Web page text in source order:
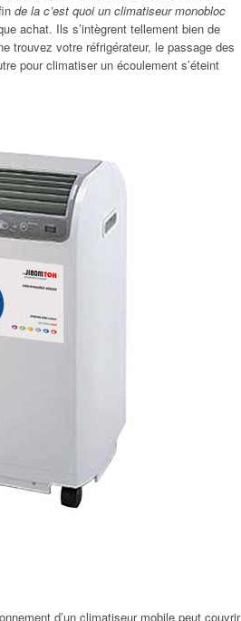
de la c’est quoi un climatiseur monobloc
achat. Ils s’intègrent tellement bien de
trouvez votre réfrigérateur, le passage des
pour climatiser un écoulement s’éteint
d’un climatiseur mobile peut couvrir